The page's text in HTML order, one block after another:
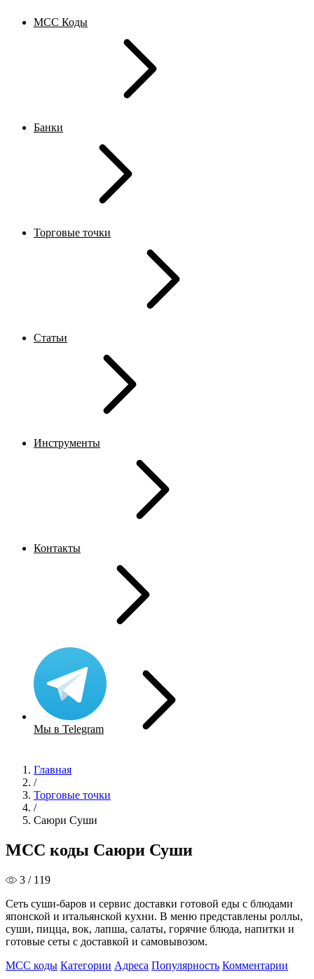
MCC Коды
Банки
Торговые точки
Статьи
Инструменты
Контакты
Мы в Telegram
Главная
/
Торговые точки
/
Саюри Суши
MCC коды Саюри Суши
3 / 119
Сеть суши-баров и сервис доставки готовой еды с блюдами
японской и итальянской кухни. В меню представлены роллы,
суши, пицца, вок, лапша, салаты, горячие блюда, напитки и
готовые сеты с доставкой и самовывозом.
MCC коды Категории Адреса Популярность Комментарии